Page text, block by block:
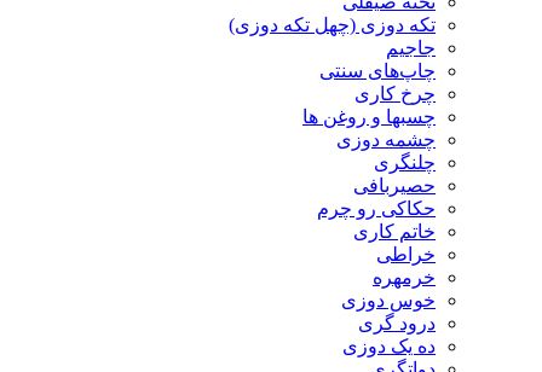
تکه دوزی (چهل تکه دوزی)
جاجیم
چاپ‌های سنتی
چرخ کاری
چسبها و روغن ها
چشمه دوزی
چلنگری
حصیربافی
حکاکی رو چرم
خاتم کاری
خراطی
خرمهره
خوس دوزی
درود گری
ده یک دوزی